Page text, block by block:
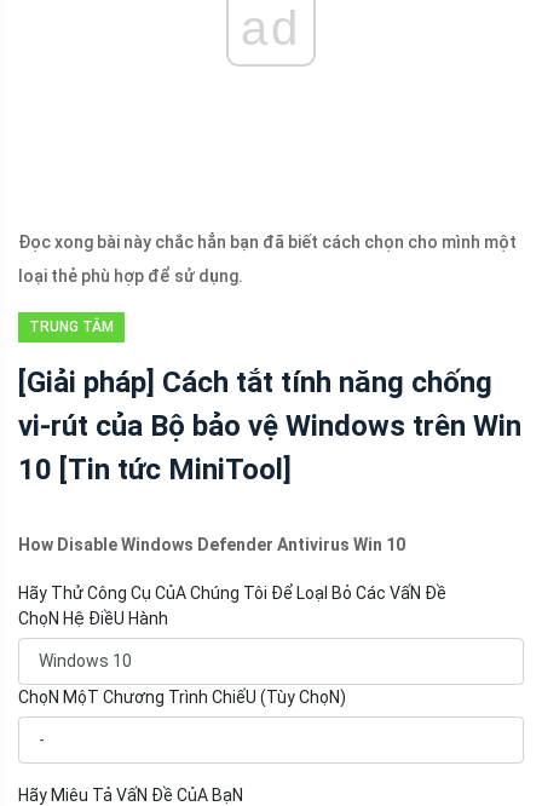
ad
Đọc xong bài này chắc hẳn bạn đã biết cách chọn cho mình một
loại thẻ phù hợp để sử dụng.
TRUNG TÂM
MINITOOL
[Giải pháp] Cách tắt tính năng chống
vi-rút của Bộ bảo vệ Windows trên Win
10 [Tin tức MiniTool]
How Disable Windows Defender Antivirus Win 10
Hãy Thử Công Cụ CủA Chúng Tôi Để LoạI Bỏ Các VấN Đề
ChọN Hệ ĐiềU Hành
ChọN MộT Chương Trình ChiếU (Tùy ChọN)
Hãy Miêu Tả VấN Đề CủA BạN